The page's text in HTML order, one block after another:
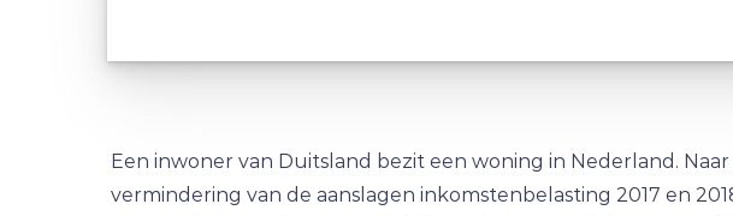
Een inwoner van Duitsland bezit een woning in Nederland.
vermindering van de aanslagen inkomstenbelasting 2017 en